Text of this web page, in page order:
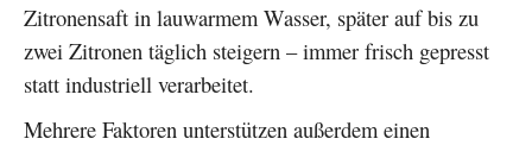
Zitronensaft in lauwarmem Wasser, später auf bis zu
zwei Zitronen täglich steigern – immer frisch gepresst
statt industriell verarbeitet.
Mehrere Faktoren unterstützen außerdem einen